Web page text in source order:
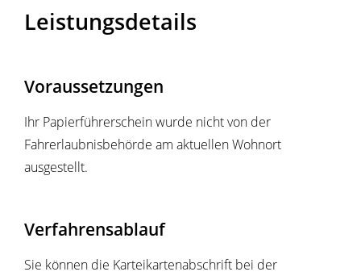
Leistungsdetails
Voraussetzungen
Ihr Papierführerschein wurde nicht von der
Fahrerlaubnisbehörde am aktuellen Wohnort
ausgestellt.
Verfahrensablauf
Sie können die Karteikartenabschrift bei der